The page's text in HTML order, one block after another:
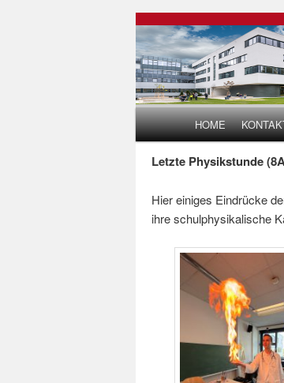
Hauptmenü
Zum Inhalt
Zum
HOME
Letzte Physikstunde
Hier einiges Eindrücke
ihre schulphysikalische